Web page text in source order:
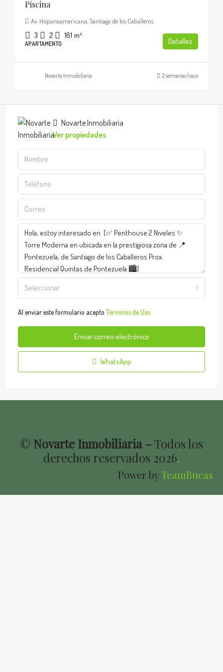
Piscina
Av. Hispanoamericana, Santiago de los Caballeros
3 2 161 m²
APARTAMENTO Detalles
Novarte Inmobiliaria 2 semanas hace
Novarte Inmobiliaria
Ver propiedades
Seleccionar
Al enviar este formulario acepto Términos de Uso
Enviar correo electrónico
WhatsApp
© Novarte Inmobiliaria –Todos los
derechos reservados 2026.
Power byTeamBucas